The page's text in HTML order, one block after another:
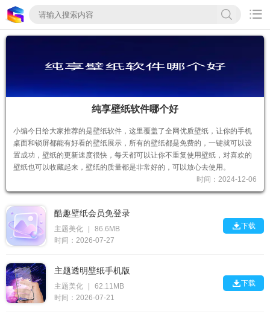

纯享壁纸软件哪个好
小编今日给大家推荐的是壁纸软件，这里覆盖了全网优质壁纸，让你的手机
桌面和锁屏都能有好看的壁纸展示，所有的壁纸都是免费的，一键就可以设
置成功，壁纸的更新速度很快，每天都可以让你不重复使用壁纸，对喜欢的
壁纸也可以收藏起来，壁纸的质量都是非常好的，可以放心去使用。
时间：2024-12-06
酷趣壁纸会员免登录
主题美化
86.6MB
时间：2026-07-27
下载
主题透明壁纸手机版
主题美化
62.11MB
时间：2026-07-21
下载